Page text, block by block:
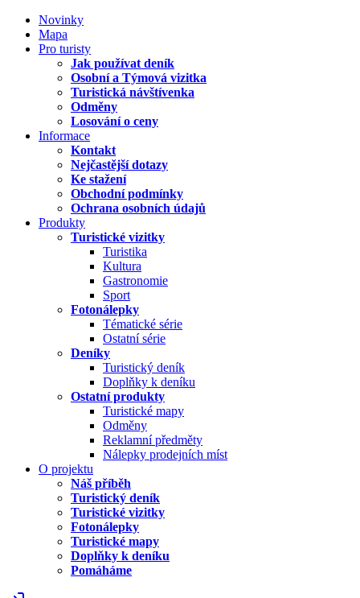
Novinky
Mapa
Pro turisty
Jak používat deník
Osobní a Týmová vizitka
Turistická návštívenka
Odměny
Losování o ceny
Informace
Kontakt
Nejčastější dotazy
Ke stažení
Obchodní podmínky
Ochrana osobních údajů
Produkty
Turistické vizitky
Turistika
Kultura
Gastronomie
Sport
Fotonálepky
Tématické série
Ostatní série
Deníky
Turistický deník
Doplňky k deníku
Ostatní produkty
Turistické mapy
Odměny
Reklamní předměty
Nálepky prodejních míst
O projektu
Náš příběh
Turistický deník
Turistické vizitky
Fotonálepky
Turistické mapy
Doplňky k deníku
Pomáháme